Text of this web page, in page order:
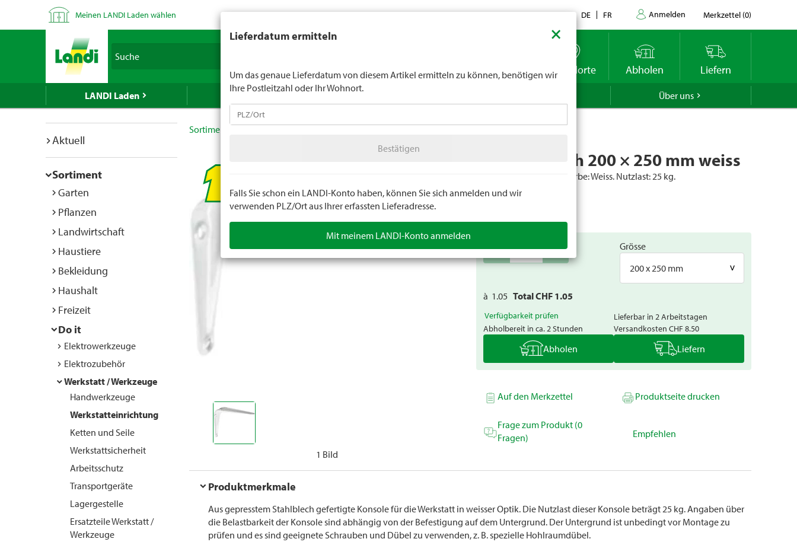
Meinen LANDI Laden wählen Kontakt DE FR Anmelden Merkzettel (0)
LANDI Wetter Standorte Abholen Liefern
LANDI Laden Über uns
Aktuell
Sortiment
Garten
Pflanzen
Landwirtschaft
Haustiere
Bekleidung
Haushalt
Freizeit
Do it
Elektrowerkzeuge
Elektrozubehör
Werkstatt / Werkzeuge
Handwerkzeuge
Werkstatteinrichtung
Ketten und Seile
Werkstattsicherheit
Arbeitsschutz
Transportgeräte
Lagergestelle
Ersatzteile Werkstatt /
Werkzeuge
Sortiment
1 Bild
Konsole Blech 200 × 250 mm weiss
Gepresstes Stahlblech. Farbe: Weiss. Nutzlast: 25 kg.
Artikelnummer
remove add
Grösse
200 x 250 mm
à 1.05 Total CHF 1.05
Verfügbarkeit prüfen
Abholbereit in ca. 2 Stunden
Lieferbar in 2 Arbeitstagen
Versandkosten CHF 8.50
Abholen Liefern
Auf den Merkzettel Produktseite drucken
Frage zum Produkt (0
Fragen)
Empfehlen
Produktmerkmale
Aus gepresstem Stahlblech gefertigte Konsole für die Werkstatt in weisser Optik. Die Nutzlast dieser Konsole beträgt 25 kg. Angaben über
die Belastbarkeit der Konsole sind abhängig von der Befestigung auf dem Untergrund. Der Untergrund ist unbedingt vor Montage zu
prüfen und es sind geeignete Schrauben und Dübel zu verwenden, z. B. spezielle Hohlraumdübel.
Lieferdatum ermitteln ×
Um das genaue Lieferdatum von diesem Artikel ermitteln zu können, benötigen wir
Ihre Postleitzahl oder Ihr Wohnort.
Bestätigen
Falls Sie schon ein LANDI-Konto haben, können Sie sich anmelden und wir
verwenden PLZ/Ort aus Ihrer erfassten Lieferadresse.
Mit meinem LANDI-Konto anmelden
LANDI verkauft generell keinen Alkohol an Jugendliche unter 16 Jahren. Für